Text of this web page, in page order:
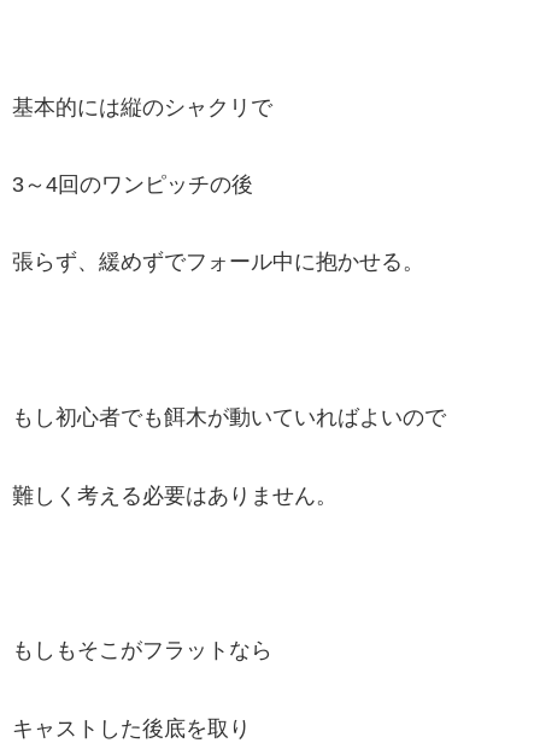
基本的には縦のシャクリで
3～4回のワンピッチの後
張らず、緩めずでフォール中に抱かせる。
もし初心者でも餌木が動いていればよいので
難しく考える必要はありません。
もしもそこがフラットなら
キャストした後底を取り